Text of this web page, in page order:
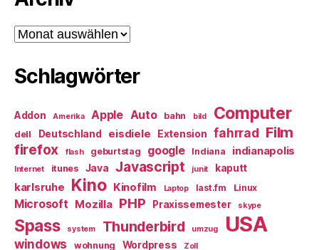
Archiv
Schlagwörter
Addon Amerika Apple Auto bahn bild Computer
dell Deutschland eisdiele Extension fahrrad Film
firefox flash geburtstag google Indiana indianapolis
Internet itunes Java Javascript junit kaputt
karlsruhe Kino Kinofilm Laptop last.fm Linux
Microsoft Mozilla PHP Praxissemester skype
Spass system Thunderbird umzug USA
windows wohnung Wordpress Zoll